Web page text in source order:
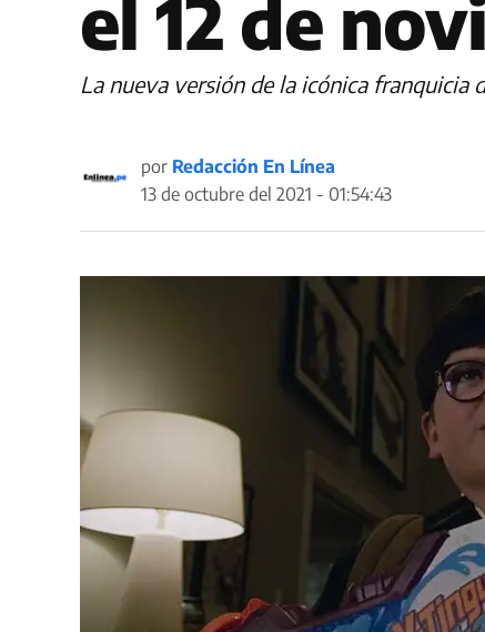
el 12 de
La nueva versión de la icónica franquicia
por Redacción En Línea
13 de octubre del 2021 - 01:54:43